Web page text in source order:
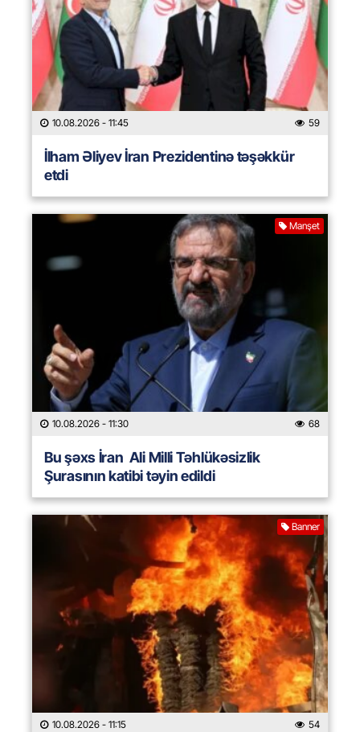
10.08.2026 - 11:45 59
İlham Əliyev İran Prezidentinə təşəkkür
etdi
Manşet
10.08.2026 - 11:30 68
Bu şəxs İran Ali Milli Təhlükəsizlik
Şurasının katibi təyin edildi
Banner
10.08.2026 - 11:15 54